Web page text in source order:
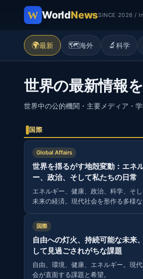
WorldNewsSINCE 2026 /
🌍最新 🗺️海外 🔬 科学
世界の最新情報
世界中の公的機関・主要メディア・
国際
Global Affairs
世界を揺るがす地殻変動：エネ
ー、政治、そして私たちの日常
エネルギー、健康、政治、科学、そ
未来の経済。現代社会を形作る多様な
点。
国際
自由への灯火、持続可能な未来
して見過ごされがちな課題
自由、環境、健康、エネルギー。現
会が直面する課題と希望。